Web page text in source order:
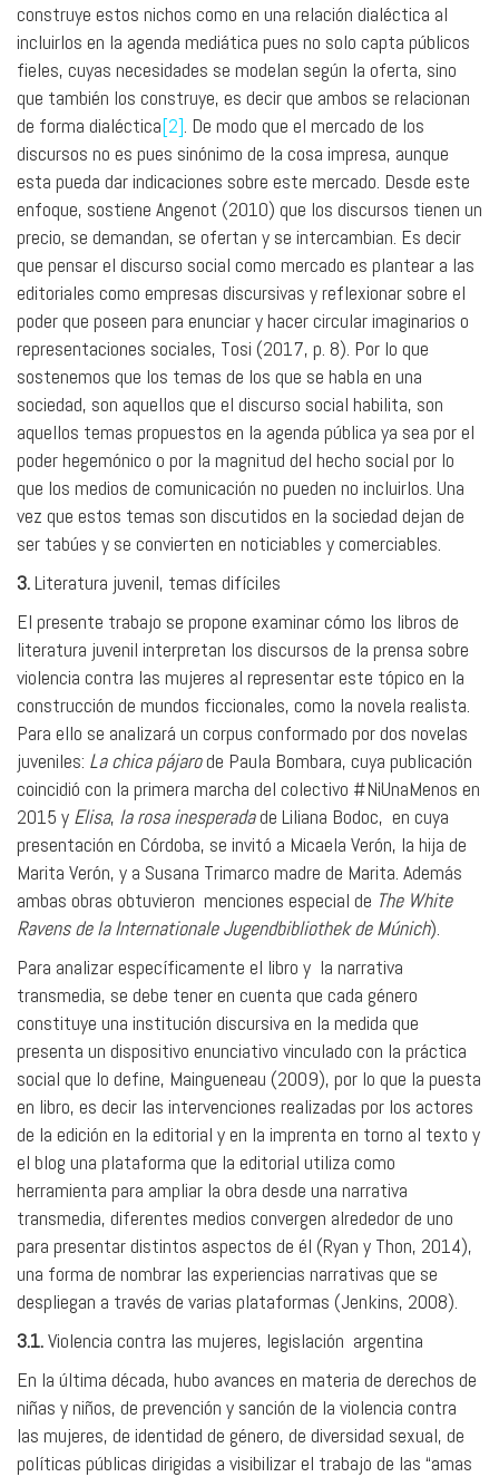
construye estos nichos como en una relación dialéctica al
incluirlos en la agenda mediática pues no solo capta públicos
fieles, cuyas necesidades se modelan según la oferta, sino
que también los construye, es decir que ambos se relacionan
de forma dialéctica[2]. De modo que el mercado de los
discursos no es pues sinónimo de la cosa impresa, aunque
esta pueda dar indicaciones sobre este mercado. Desde este
enfoque, sostiene Angenot (2010) que los discursos tienen un
precio, se demandan, se ofertan y se intercambian. Es decir
que pensar el discurso social como mercado es plantear a las
editoriales como empresas discursivas y reflexionar sobre el
poder que poseen para enunciar y hacer circular imaginarios o
representaciones sociales, Tosi (2017, p. 8). Por lo que
sostenemos que los temas de los que se habla en una
sociedad, son aquellos que el discurso social habilita, son
aquellos temas propuestos en la agenda pública ya sea por el
poder hegemónico o por la magnitud del hecho social por lo
que los medios de comunicación no pueden no incluirlos. Una
vez que estos temas son discutidos en la sociedad dejan de
ser tabúes y se convierten en noticiables y comerciables.
3.Literatura juvenil, temas difíciles
El presente trabajo se propone examinar cómo los libros de
literatura juvenil interpretan los discursos de la prensa sobre
violencia contra las mujeres al representar este tópico en la
construcción de mundos ficcionales, como la novela realista.
Para ello se analizará un corpus conformado por dos novelas
juveniles: La chica pájarode Paula Bombara, cuya publicación
coincidió con la primera marcha del colectivo #NiUnaMenos en
2015 y Elisa, la rosa inesperadade Liliana Bodoc, en cuya
presentación en Córdoba, se invitó a Micaela Verón, la hija de
Marita Verón, y a Susana Trimarco madre de Marita. Además
ambas obras obtuvieron menciones especial de The White
Ravens de la Internationale Jugendbibliothek de Múnich).
Para analizar específicamente el libro y la narrativa
transmedia, se debe tener en cuenta que cada género
constituye una institución discursiva en la medida que
presenta un dispositivo enunciativo vinculado con la práctica
social que lo define, Maingueneau (2009), por lo que la puesta
en libro, es decir las intervenciones realizadas por los actores
de la edición en la editorial y en la imprenta en torno al texto y
el blog una plataforma que la editorial utiliza como
herramienta para ampliar la obra desde una narrativa
transmedia, diferentes medios convergen alrededor de uno
para presentar distintos aspectos de él (Ryan y Thon, 2014),
una forma de nombrar las experiencias narrativas que se
despliegan a través de varias plataformas (Jenkins, 2008).
3.1.Violencia contra las mujeres, legislación argentina
En la última década, hubo avances en materia de derechos de
niñas y niños, de prevención y sanción de la violencia contra
las mujeres, de identidad de género, de diversidad sexual, de
políticas públicas dirigidas a visibilizar el trabajo de las “amas